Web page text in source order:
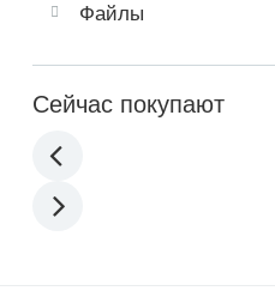
Файлы
Сейчас покупают